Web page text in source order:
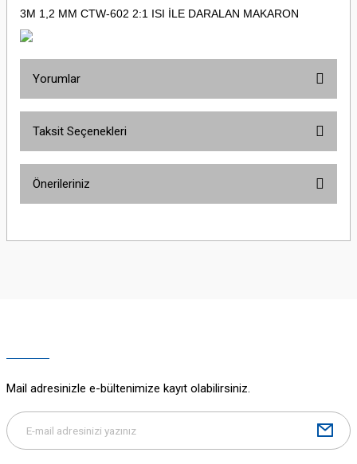
3M 1,2 MM CTW-602 2:1 ISI İLE DARALAN MAKARON
Yorumlar
Taksit Seçenekleri
Önerileriniz
yetersiz gördüğünüz noktaları öneri formunu kullanarak tarafımıza
Bu ürüne benzer farklı alternatifler olmalı.
Mail adresinizle e-bültenimize kayıt olabilirsiniz.